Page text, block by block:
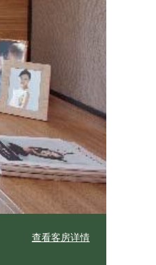
查看客房详情